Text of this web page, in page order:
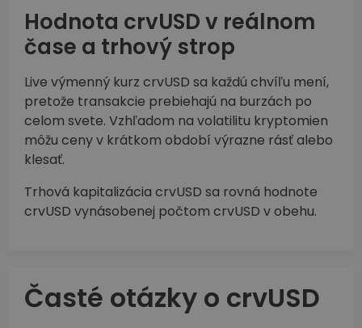
Hodnota crvUSD v reálnom
čase a trhový strop
Live výmenný kurz crvUSD sa každú chvíľu mení,
pretože transakcie prebiehajú na burzách po
celom svete. Vzhľadom na volatilitu kryptomien
môžu ceny v krátkom období výrazne rásť alebo
klesať.
Trhová kapitalizácia crvUSD sa rovná hodnote
crvUSD vynásobenej počtom crvUSD v obehu.
Časté otázky o crvUSD